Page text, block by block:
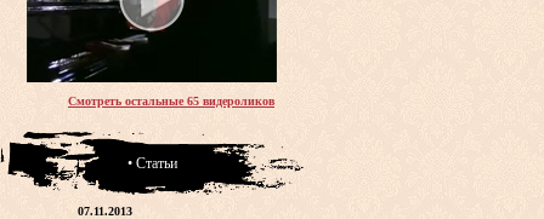
Смотреть остальные 65 видероликов
• Статьи
07.11.2013